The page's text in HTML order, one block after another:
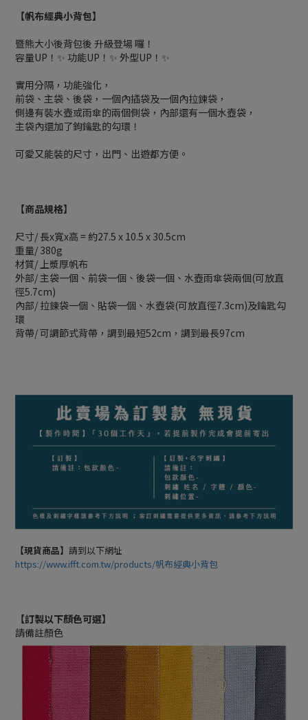
【帆布經典小背包】
暨熊大小後背包後 升級登場 囉！
容量UP！✨ 功能UP！✨ 外型UP！✨
實用分隔，功能強化，
前袋、主袋、後袋，一個內插袋及一個內拉鍊袋，
側邊有裝水壺或雨傘的兩個側袋，內部還有一個水壺袋，
主袋內還加了鉤鑰匙的勾環！
可愛又能裝的尺寸，出門、出遊都方便。
【商品規格】
尺寸/ 長x寬x高 = 約27.5 x 10.5 x 30.5cm
重量/ 380g
材質/ 上漿厚帆布
外部/ 主袋一個、前袋一個、後袋一個、水壺雨傘袋兩個(可放直
徑5.7cm)
內部/ 拉鍊袋一個、貼袋一個、水壺袋(可放直徑7.3cm)及鑰匙勾
環
背帶/ 可調節式背帶，調到最短52cm，調到最長97cm
【現貨商品】 請到以下網址
https://www.ifft.com.tw/products/帆布經典小背包
【訂製以下顏色可選】
請備註顏色